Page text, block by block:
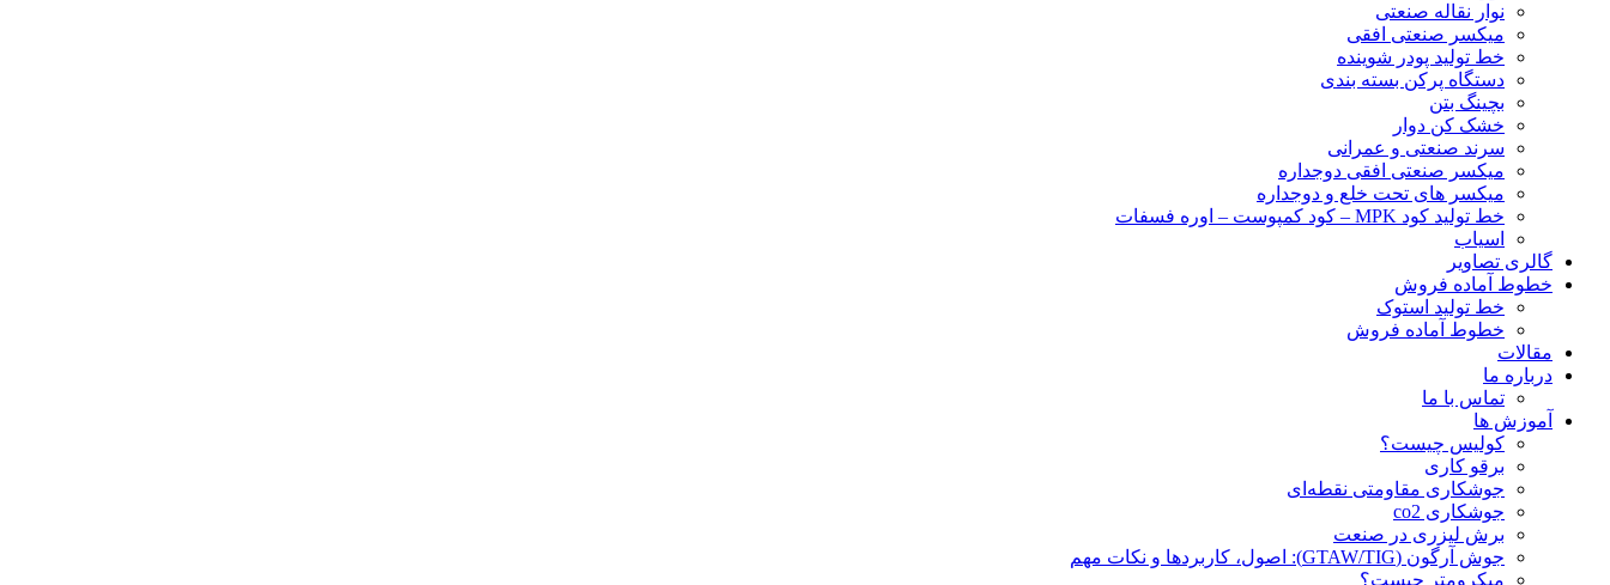
نوار نقاله صنعتی
ميكسر صنعتی افقی
خط تولید پودر شوينده
دستگاه پرکن بسته بندی
بچينگ بتن
خشک کن دوار
سرند صنعتی و عمرانی
میکسر صنعتی افقی دوجداره
میکسر های تحت خلع و دوجداره
خط تولید کود MPK – کود کمپوست – اوره فسفات
اسیاب
گالری تصاویر
خطوط آماده فروش
خط تولید استوک
خطوط آماده فروش
مقالات
درباره ما
تماس با ما
آموزش ها
کولیس چیست؟
برقو کاری
جوشکاری مقاومتی نقطه‌ای
جوشکاری co2
برش لیزری در صنعت
جوش آرگون (GTAW/TIG): اصول، کاربردها و نکات مهم
میکرومتر چیست؟